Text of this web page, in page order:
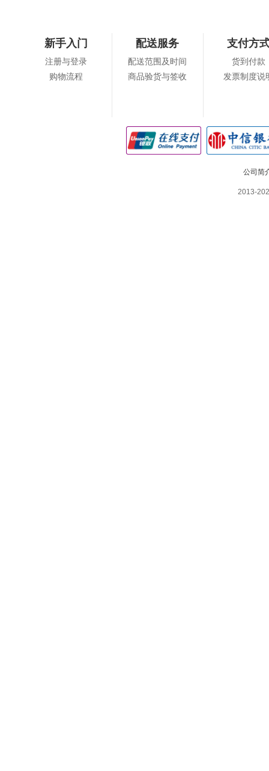
新手入门
注册与登录
购物流程
配送服务
配送范围及时间
商品验货与签收
支付方
货到付款
发票制度说
公司简
2013-